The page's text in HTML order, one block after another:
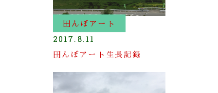
田んぼアート
2017.8.11
田んぼアート生長記録